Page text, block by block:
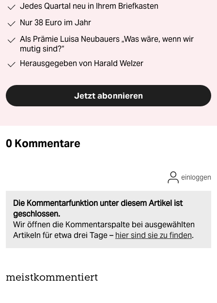
Jedes Quartal neu in Ihrem Briefkasten
Nur 38 Euro im Jahr
Als Prämie Luisa Neubauers „Was wäre, wenn wir
mutig sind?“
Herausgegeben von Harald Welzer
Jetzt abonnieren
0 Kommentare
Die Kommentarfunktion unter diesem Artikel ist
geschlossen.
Wir öffnen die Kommentarspalte bei ausgewählten
Artikeln für etwa drei Tage – hier sind sie zu finden.
einloggen
meistkommentiert